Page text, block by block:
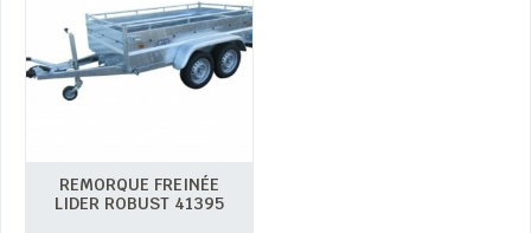
REMORQUE FREINÉE
LIDER ROBUST 41395